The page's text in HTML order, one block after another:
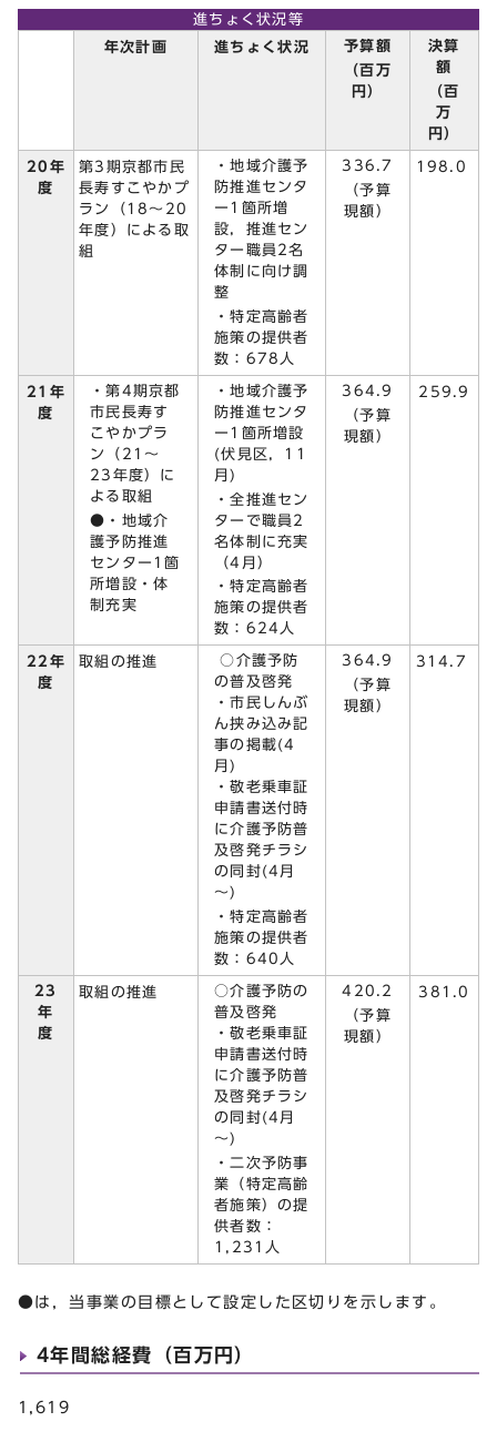
進ちょく状況等
年次計画
進ちょく状況
予算額
（百万
円）
決算
額
（百
万
円）
20年
度
第3期京都市民
長寿すこやかプ
ラン（18～20
年度）による取
組
・地域介護予
防推進センタ
ー1箇所増
設，推進セン
ター職員2名
体制に向け調
整
・特定高齢者
施策の提供者
数：678人
336.7
（予算
現額）
198.0
21年
度
・第4期京都
市民長寿す
こやかプラ
ン（21～
23年度）に
よる取組
●・地域介
護予防推進
センター1箇
所増設・体
制充実
・地域介護予
防推進センタ
ー1箇所増設
(伏見区，11
月)
・全推進セン
ターで職員2
名体制に充実
（4月）
・特定高齢者
施策の提供者
数：624人
364.9
（予算
現額）
259.9
22年
度
取組の推進
○介護予防
の普及啓発
・市民しんぶ
ん挟み込み記
事の掲載(4
月)
・敬老乗車証
申請書送付時
に介護予防普
及啓発チラシ
の同封(4月
～)
・特定高齢者
施策の提供者
数：640人
364.9
（予算
現額）
314.7
23
年
度
取組の推進
○介護予防の
普及啓発
・敬老乗車証
申請書送付時
に介護予防普
及啓発チラシ
の同封(4月
～)
・二次予防事
業（特定高齢
者施策）の提
供者数：
1,231人
420.2
（予算
現額）
381.0
●は，当事業の目標として設定した区切りを示します。
4年間総経費（百万円）
1,619